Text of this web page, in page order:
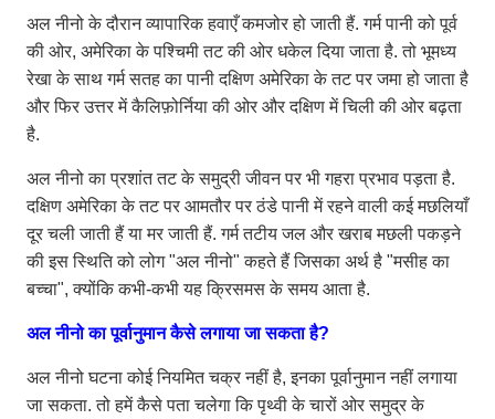
अल नीनो के दौरान व्यापारिक हवाएँ कमजोर हो जाती हैं. गर्म पानी को पूर्व
की ओर, अमेरिका के पश्चिमी तट की ओर धकेल दिया जाता है. तो भूमध्य
रेखा के साथ गर्म सतह का पानी दक्षिण अमेरिका के तट पर जमा हो जाता है
और फिर उत्तर में कैलिफ़ोर्निया की ओर और दक्षिण में चिली की ओर बढ़ता
है.
अल नीनो का प्रशांत तट के समुद्री जीवन पर भी गहरा प्रभाव पड़ता है.
दक्षिण अमेरिका के तट पर आमतौर पर ठंडे पानी में रहने वाली कई मछलियाँ
दूर चली जाती हैं या मर जाती हैं. गर्म तटीय जल और खराब मछली पकड़ने
की इस स्थिति को लोग "अल नीनो" कहते हैं जिसका अर्थ है "मसीह का
बच्चा", क्योंकि कभी-कभी यह क्रिसमस के समय आता है.
अल नीनो का पूर्वानुमान कैसे लगाया जा सकता है?
अल नीनो घटना कोई नियमित चक्र नहीं है, इनका पूर्वानुमान नहीं लगाया
जा सकता. तो हमें कैसे पता चलेगा कि पृथ्वी के चारों ओर समुद्र के